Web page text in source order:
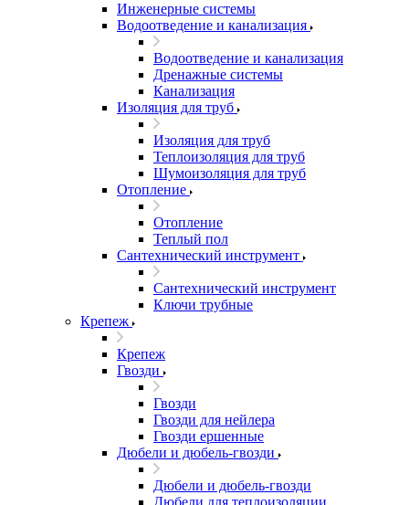
Инженерные системы
Водоотведение и канализация
Водоотведение и канализация
Дренажные системы
Канализация
Изоляция для труб
Изоляция для труб
Теплоизоляция для труб
Шумоизоляция для труб
Отопление
Отопление
Теплый пол
Сантехнический инструмент
Сантехнический инструмент
Ключи трубные
Крепеж
Крепеж
Гвозди
Гвозди
Гвозди для нейлера
Гвозди ершенные
Дюбели и дюбель-гвозди
Дюбели и дюбель-гвозди
Дюбели для теплоизоляции